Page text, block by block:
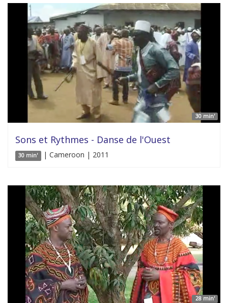
30 min'
Sons et Rythmes - Danse de l'Ouest
30 min' | Cameroon | 2011
28 min'